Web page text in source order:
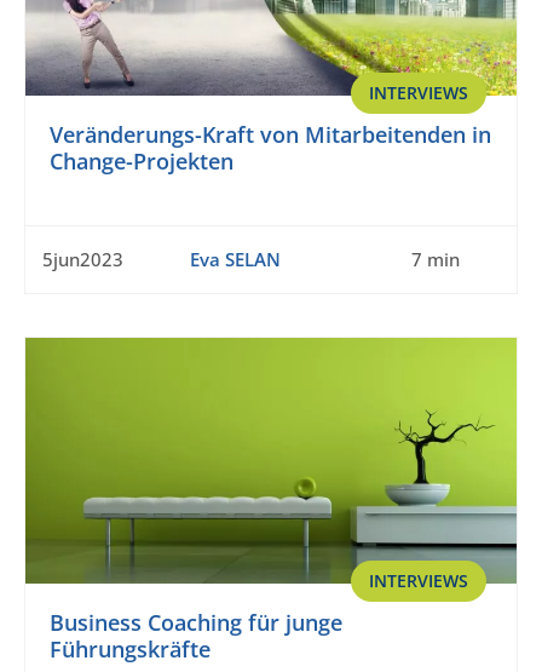
INTERVIEWS
Veränderungs-Kraft von Mitarbeitenden in
Change-Projekten
5jun2023 Eva SELAN 7 min
INTERVIEWS
Business Coaching für junge
Führungskräfte